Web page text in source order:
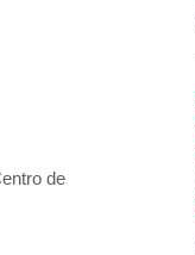
de